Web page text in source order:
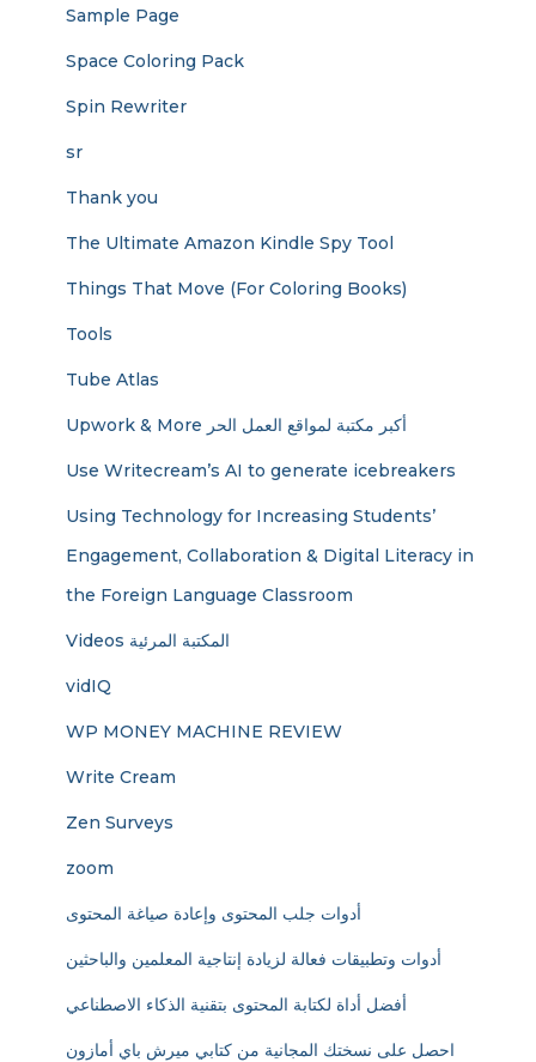
Sample Page
Space Coloring Pack
Spin Rewriter
sr
Thank you
The Ultimate Amazon Kindle Spy Tool
Things That Move (For Coloring Books)
Tools
Tube Atlas
Upwork & More أكبر مكتبة لمواقع العمل الحر
Use Writecream’s AI to generate icebreakers
Using Technology for Increasing Students’
Engagement, Collaboration & Digital Literacy in
the Foreign Language Classroom
Videos المكتبة المرئية
vidIQ
WP MONEY MACHINE REVIEW
Write Cream
Zen Surveys
zoom
أدوات جلب المحتوى وإعادة صياغة المحتوى
أدوات وتطبيقات فعالة لزيادة إنتاجية المعلمين والباحثين
أفضل أداة لكتابة المحتوى بتقنية الذكاء الاصطناعي
احصل على نسختك المجانية من كتابي ميرش باي أمازون